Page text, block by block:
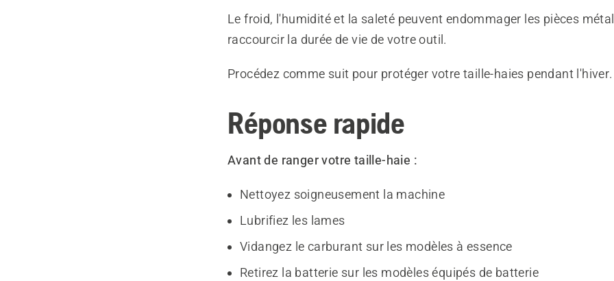
Le froid, l'humidité et la saleté peuvent endommager les pièces
raccourcir la durée de vie de votre outil.
Procédez comme suit pour protéger votre taille-haies pendant l'hiver.
Réponse rapide
Avant de ranger votre taille-haie :
Nettoyez soigneusement la machine
Lubrifiez les lames
Vidangez le carburant sur les modèles à essence
Retirez la batterie sur les modèles équipés de batterie